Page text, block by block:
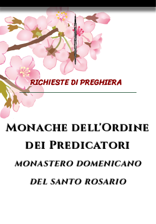
RICHIESTE DI PREGHIERA
Monache dell'Ordine
dei Predicatori
MONASTERO DOMENICANO
DEL SANTO ROSARIO